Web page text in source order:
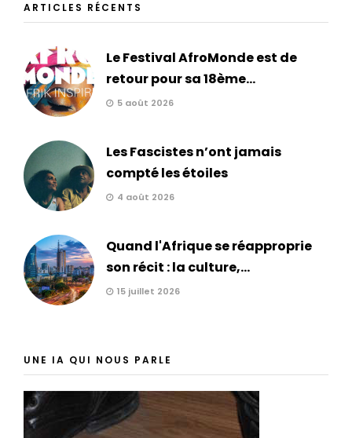
ARTICLES RÉCENTS
Le Festival AfroMonde est de
retour pour sa 18ème...
5 août 2026
Les Fascistes n’ont jamais
compté les étoiles
4 août 2026
Quand l'Afrique se réapproprie
son récit : la culture,...
15 juillet 2026
UNE IA QUI NOUS PARLE